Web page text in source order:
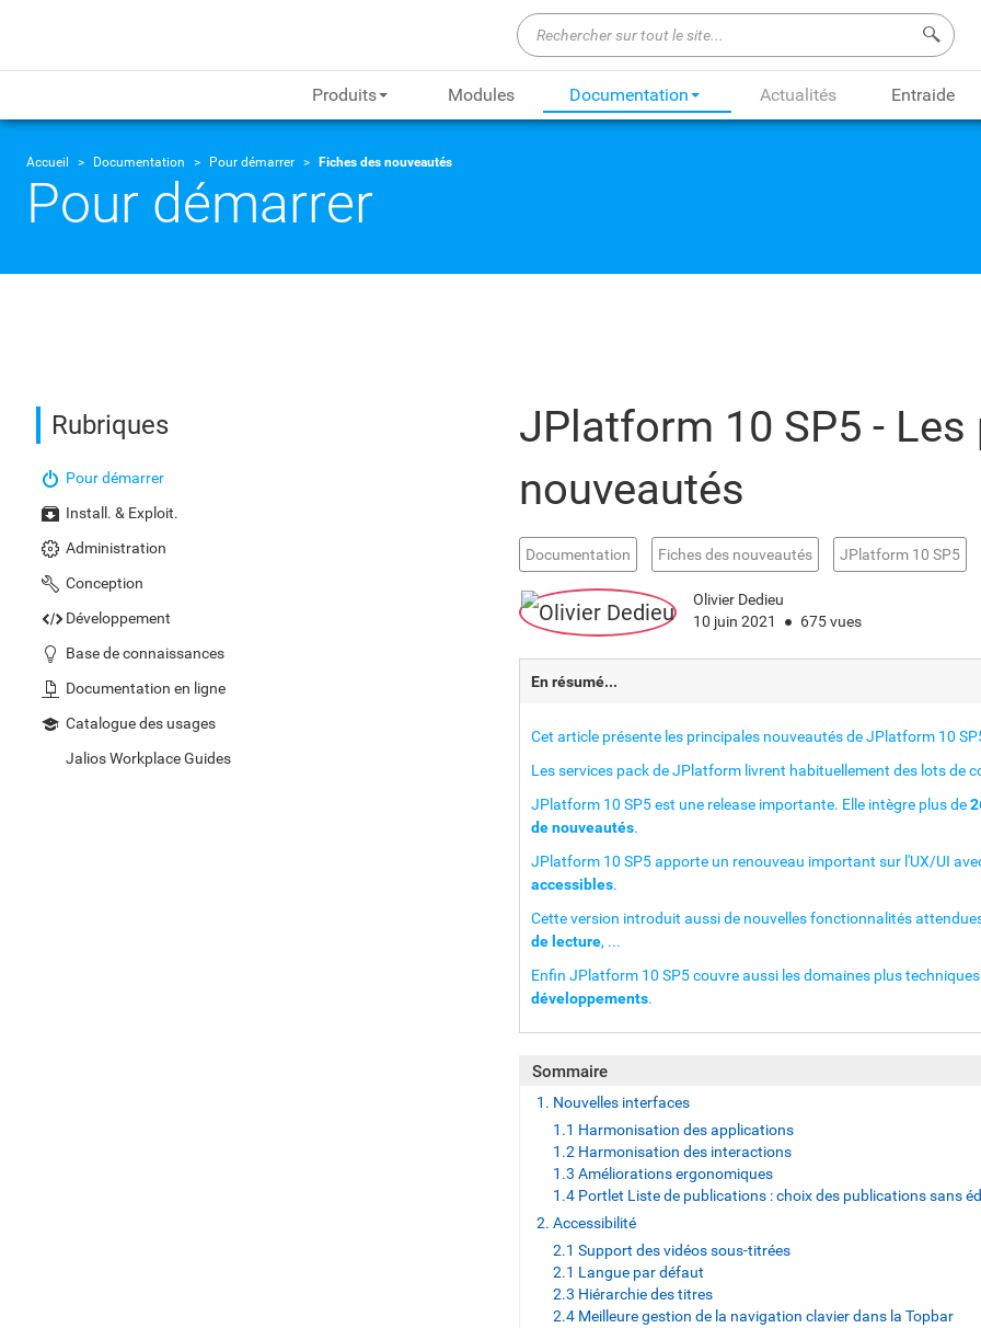
Produits Modules Documentation Actualités Entraide
Accueil Documentation Pour démarrer Fiches des nouveautés
Pour démarrer
Rubriques
Pour démarrer
Install. & Exploit.
Administration
Conception
Développement
Base de connaissances
Documentation en ligne
Catalogue des usages
Jalios Workplace Guides
JPlatform 10 SP5 -
nouveautés
Documentation Fiches des nouveautés JPlatform 10 SP5
Olivier Dedieu
10 juin 2021
675 vues
En résumé...
Cet article présente les principales nouveautés de JPlatform 10
Les services pack de JPlatform livrent habituellement des lots de
JPlatform 10 SP5 est une release importante. Elle intègre plus de
de nouveautés.
JPlatform 10 SP5 apporte un renouveau important sur l'UX/UI
accessibles.
Cette version introduit aussi de nouvelles fonctionnalités
de lecture, ...
Enfin JPlatform 10 SP5 couvre aussi les domaines plus techniques
développements.
Sommaire
1. Nouvelles interfaces
1.1 Harmonisation des applications
1.2 Harmonisation des interactions
1.3 Améliorations ergonomiques
1.4 Portlet Liste de publications : choix des publications sans
2. Accessibilité
2.1 Support des vidéos sous-titrées
2.1 Langue par défaut
2.3 Hiérarchie des titres
2.4 Meilleure gestion de la navigation clavier dans la Topbar